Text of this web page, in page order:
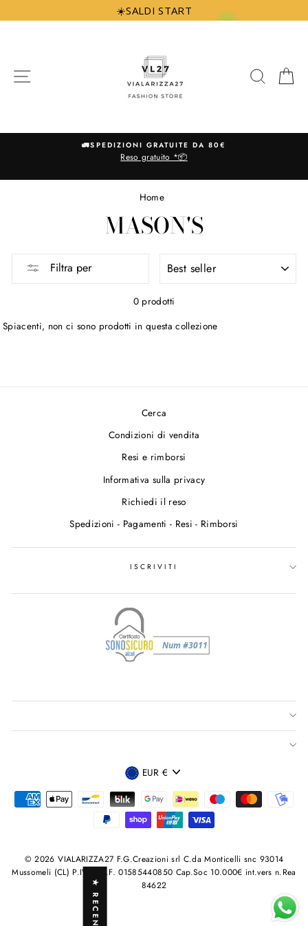
direttamente
☀️SALDI START
🚛SPEDIZIONI GRATUITE DA 80€
Reso gratuito *📦
Home/
MASON'S
Filtra per
PER
0 prodotti
Spiacenti, non ci sono prodotti in questa collezione
Cerca
Condizioni di vendita
Resi e rimborsi
Informativa sulla privacy
Richiedi il reso
Spedizioni - Pagamenti - Resi - Rimborsi
ISCRIVITI
VALUTA
EUR €
© 2026 VIALARIZZA27 F.G.Creazioni srl C.da Monticelli snc 93014
Mussomeli (CL) P.IVA /C.F. 01585440850 Cap.Soc 10.000€ int.vers n.Rea
84622